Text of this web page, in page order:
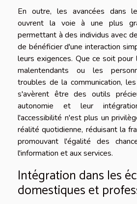
En outre, les avancées dans
ouvrent la voie à une plus
permettant à des individus avec
de bénéficier d'une interaction
leurs exigences. Que ce soit
malentendants ou les
troubles de la communication,
s'avèrent être des outils
autonomie et leur
l'accessibilité n'est plus un
réalité quotidienne, réduisant la
promouvant l'égalité des
l'information et aux services.
Intégration dans les
domestiques et